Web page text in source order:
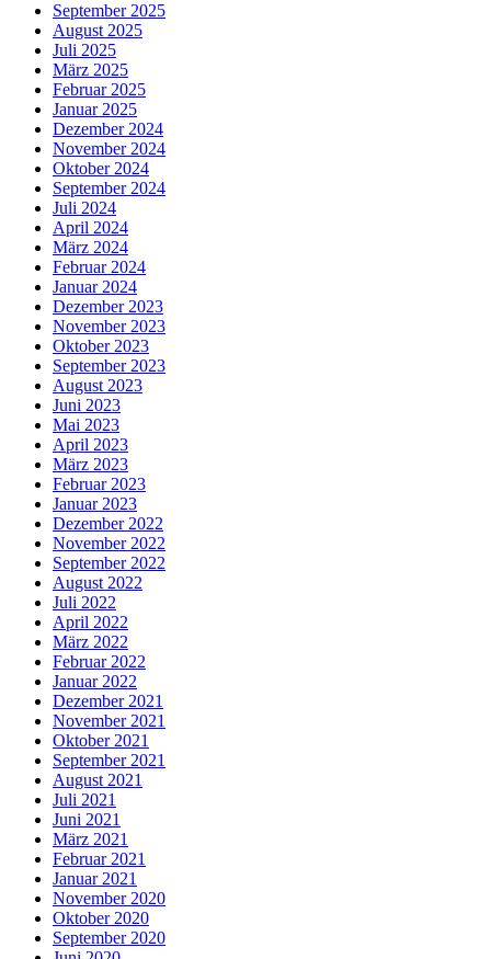
September 2025
August 2025
Juli 2025
März 2025
Februar 2025
Januar 2025
Dezember 2024
November 2024
Oktober 2024
September 2024
Juli 2024
April 2024
März 2024
Februar 2024
Januar 2024
Dezember 2023
November 2023
Oktober 2023
September 2023
August 2023
Juni 2023
Mai 2023
April 2023
März 2023
Februar 2023
Januar 2023
Dezember 2022
November 2022
September 2022
August 2022
Juli 2022
April 2022
März 2022
Februar 2022
Januar 2022
Dezember 2021
November 2021
Oktober 2021
September 2021
August 2021
Juli 2021
Juni 2021
März 2021
Februar 2021
Januar 2021
November 2020
Oktober 2020
September 2020